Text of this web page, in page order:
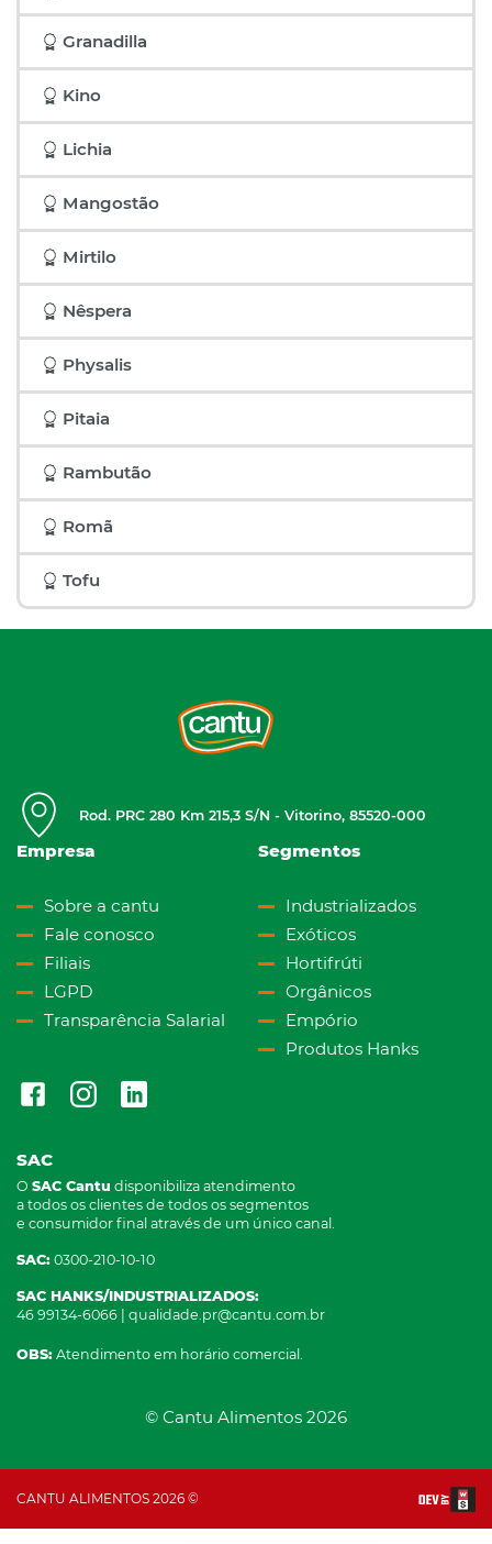
Granadilla
Kino
Lichia
Mangostão
Mirtilo
Nêspera
Physalis
Pitaia
Rambutão
Romã
Tofu
Rod. PRC 280 Km 215,3 S/N - Vitorino, 85520-000
Empresa
Sobre a cantu
Fale conosco
Filiais
LGPD
Transparência Salarial
Segmentos
Industrializados
Exóticos
Hortifrúti
Orgânicos
Empório
Produtos Hanks
SAC
O SAC Cantu disponibiliza atendimento
a todos os clientes de todos os segmentos
e consumidor final através de um único canal.
SAC: 0300-210-10-10
SAC HANKS/INDUSTRIALIZADOS:
46 99134-6066 | qualidade.pr@cantu.com.br
OBS: Atendimento em horário comercial.
© Cantu Alimentos 2026
CANTU ALIMENTOS 2026 ©